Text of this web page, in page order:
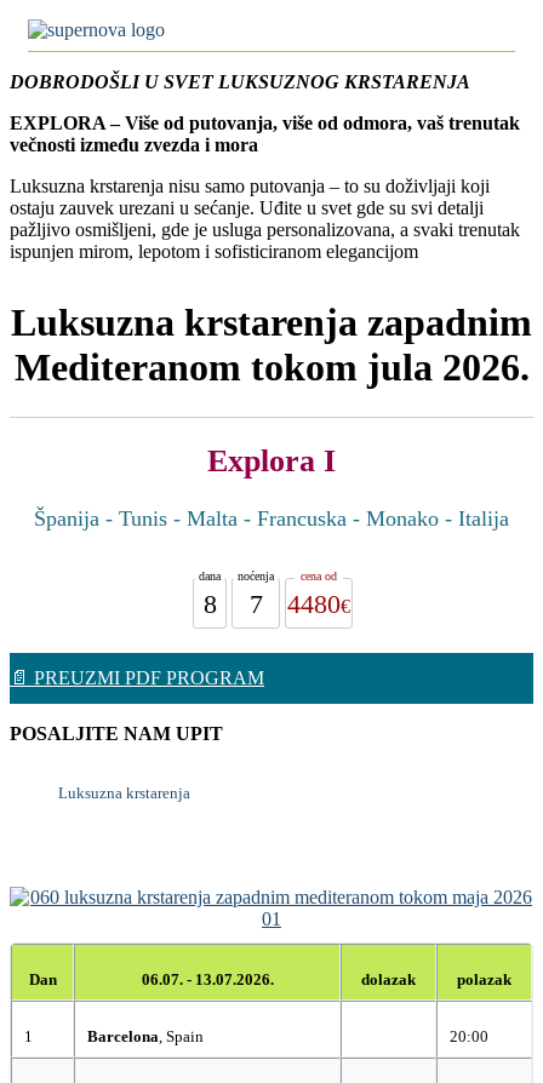
DOBRODOŠLI U SVET LUKSUZNOG KRSTARENJA
EXPLORA – Više od putovanja, više od odmora, vaš trenutak
večnosti između zvezda i mora
Luksuzna krstarenja nisu samo putovanja – to su doživljaji koji
ostaju zauvek urezani u sećanje. Uđite u svet gde su svi detalji
pažljivo osmišljeni, gde je usluga personalizovana, a svaki trenutak
ispunjen mirom, lepotom i sofisticiranom elegancijom
Luksuzna krstarenja zapadnim
Mediteranom tokom jula 2026.
Explora I
Španija - Tunis - Malta - Francuska - Monako - Italija
8 7 4480
📄 PREUZMI PDF PROGRAM
POSALJITE NAM UPIT
Luksuzna krstarenja
Dan 06.07. - 13.07.2026. dolazak polazak
1 Barcelona, Spain 20:00